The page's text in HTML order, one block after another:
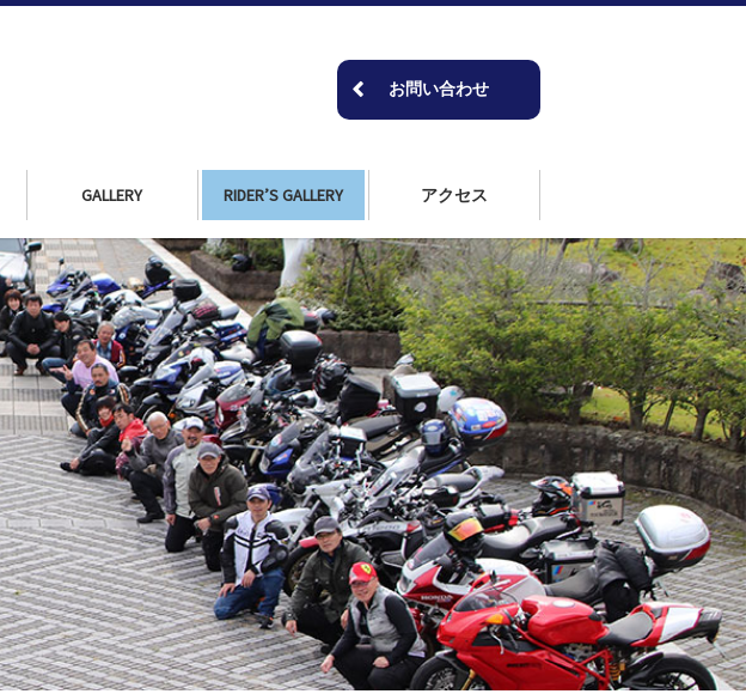
お問い合わせ
GALLERY RIDER’S GALLERY アクセス